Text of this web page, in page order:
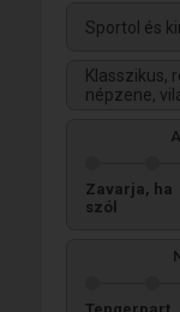
Sportol és
Klasszikus,
népzene,
Zavarja, ha
szól